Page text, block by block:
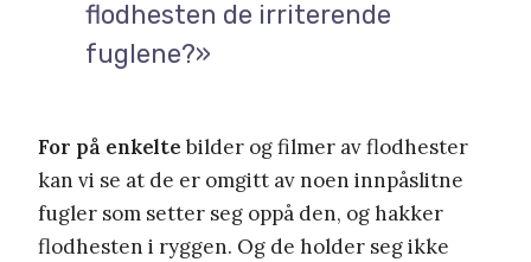
flodhesten de irriterende
fuglene?»
For på enkeltebilder og filmer av flodhester
kan vi se at de er omgitt av noen innpåslitne
fugler som setter seg oppå den, og hakker
flodhesten i ryggen. Og de holder seg ikke